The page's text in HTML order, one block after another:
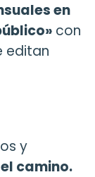
en
con
editan
y
camino.